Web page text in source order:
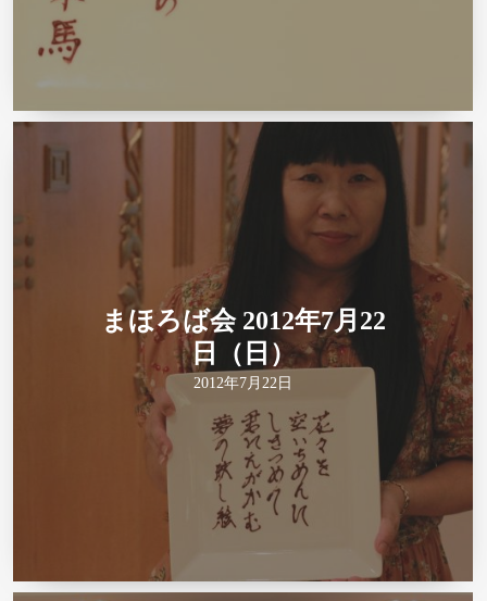
まほろば会 2012年7月22
日（日）
2012年7月22日